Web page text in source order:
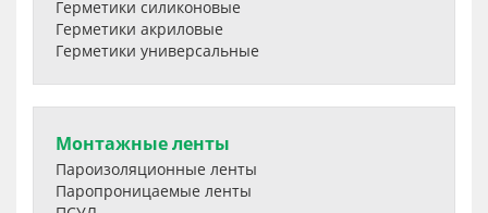
Герметики силиконовые
Герметики акриловые
Герметики универсальные
Монтажные ленты
Пароизоляционные ленты
Паропроницаемые ленты